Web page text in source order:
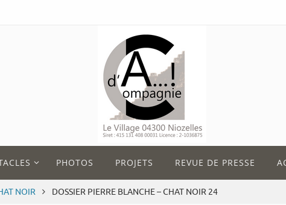
PHOTOS PROJETS REVUE DE PRESSE
NOIR DOSSIER PIERRE BLANCHE – CHAT NOIR 24